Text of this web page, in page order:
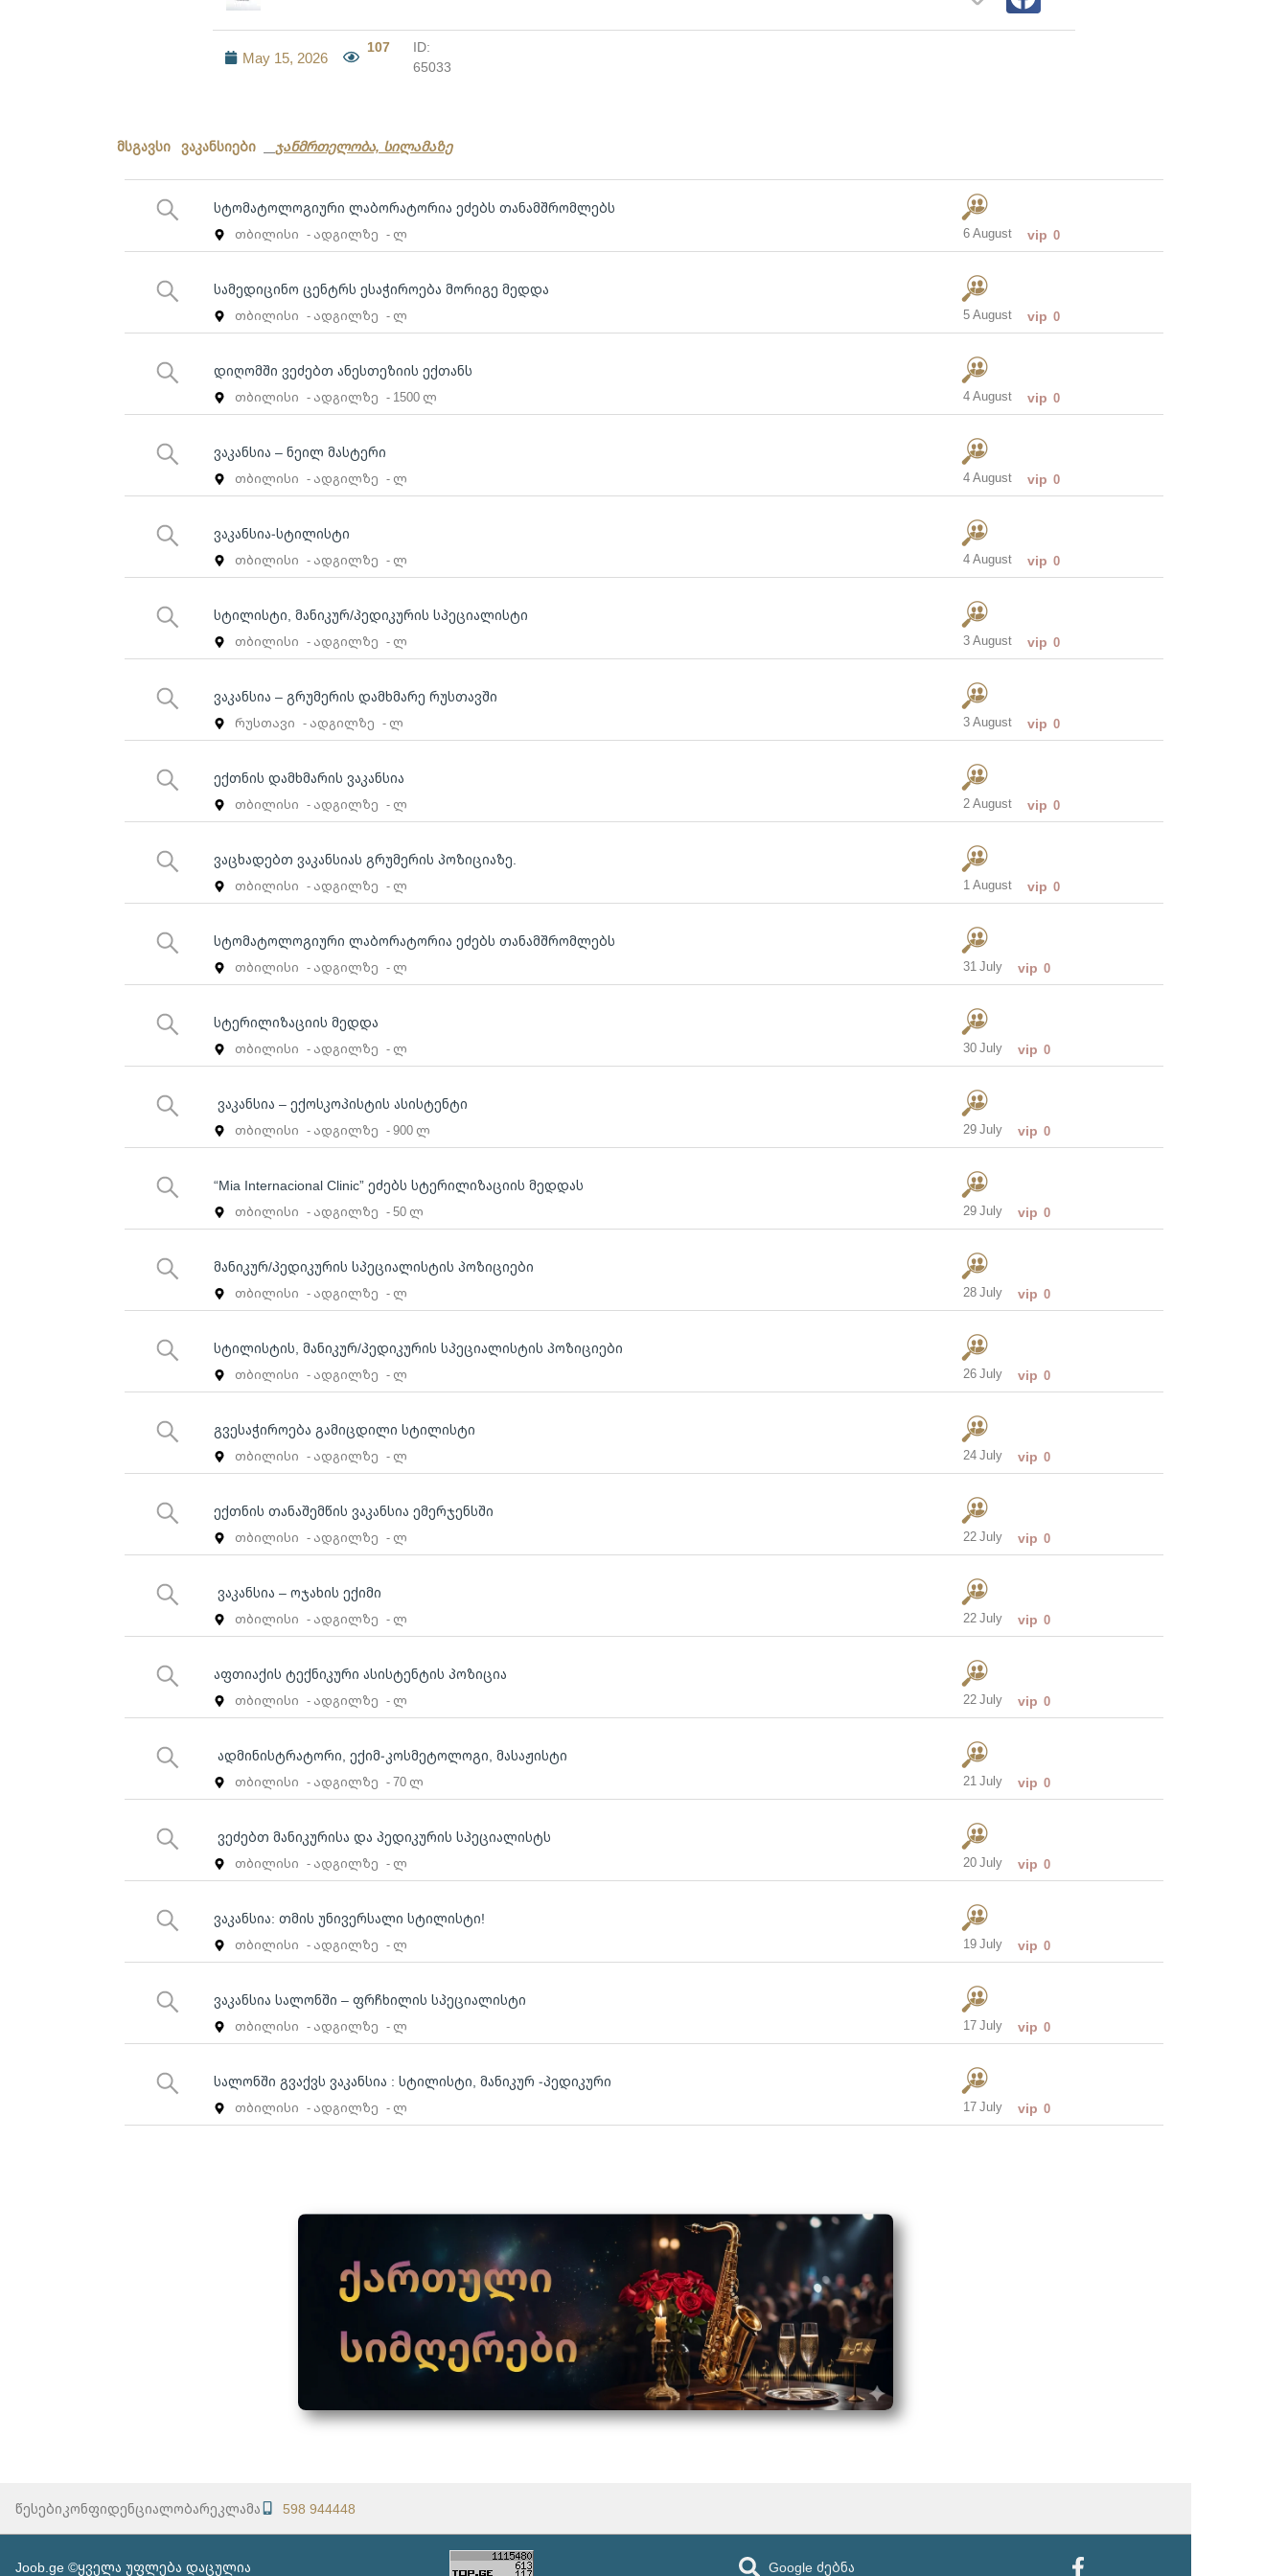
May 15, 2026
107
ID:
65033
მსგავსი ვაკანსიები ჯანმრთელობა, სილამაზე
სტომატოლოგიური ლაბორატორია ეძებს თანამშრომლებს
თბილისი - ადგილზე - ლ 6 August vip 0
სამედიცინო ცენტრს ესაჭიროება მორიგე მედდა
თბილისი - ადგილზე - ლ 5 August vip 0
დიღომში ვეძებთ ანესთეზიის ექთანს
თბილისი - ადგილზე - 1500 ლ 4 August vip 0
ვაკანსია – ნეილ მასტერი
თბილისი - ადგილზე - ლ 4 August vip 0
ვაკანსია-სტილისტი
თბილისი - ადგილზე - ლ 4 August vip 0
სტილისტი, მანიკურ/პედიკურის სპეციალისტი
თბილისი - ადგილზე - ლ 3 August vip 0
ვაკანსია – გრუმერის დამხმარე რუსთავში
რუსთავი - ადგილზე - ლ 3 August vip 0
ექთნის დამხმარის ვაკანსია
თბილისი - ადგილზე - ლ 2 August vip 0
ვაცხადებთ ვაკანსიას გრუმერის პოზიციაზე.
თბილისი - ადგილზე - ლ 1 August vip 0
სტომატოლოგიური ლაბორატორია ეძებს თანამშრომლებს
თბილისი - ადგილზე - ლ 31 July vip 0
სტერილიზაციის მედდა
თბილისი - ადგილზე - ლ 30 July vip 0
ვაკანსია – ექოსკოპისტის ასისტენტი
თბილისი - ადგილზე - 900 ლ 29 July vip 0
“Mia Internacional Clinic” ეძებს სტერილიზაციის მედდას
თბილისი - ადგილზე - 50 ლ 29 July vip 0
მანიკურ/პედიკურის სპეციალისტის პოზიციები
თბილისი - ადგილზე - ლ 28 July vip 0
სტილისტის, მანიკურ/პედიკურის სპეციალისტის პოზიციები
თბილისი - ადგილზე - ლ 26 July vip 0
გვესაჭიროება გამიცდილი სტილისტი
თბილისი - ადგილზე - ლ 24 July vip 0
ექთნის თანაშემწის ვაკანსია ემერჯენსში
თბილისი - ადგილზე - ლ 22 July vip 0
ვაკანსია – ოჯახის ექიმი
თბილისი - ადგილზე - ლ 22 July vip 0
აფთიაქის ტექნიკური ასისტენტის პოზიცია
თბილისი - ადგილზე - ლ 22 July vip 0
ადმინისტრატორი, ექიმ-კოსმეტოლოგი, მასაჟისტი
თბილისი - ადგილზე - 70 ლ 21 July vip 0
ვეძებთ მანიკურისა და პედიკურის სპეციალისტს
თბილისი - ადგილზე - ლ 20 July vip 0
ვაკანსია: თმის უნივერსალი სტილისტი!
თბილისი - ადგილზე - ლ 19 July vip 0
ვაკანსია სალონში – ფრჩხილის სპეციალისტი
თბილისი - ადგილზე - ლ 17 July vip 0
სალონში გვაქვს ვაკანსია : სტილისტი, მანიკურ -პედიკური
თბილისი - ადგილზე - ლ 17 July vip 0
წესები კონფიდენციალობარეკლამა 598 944448
Joob.ge ©ყველა უფლება დაცულია Google ძებნა